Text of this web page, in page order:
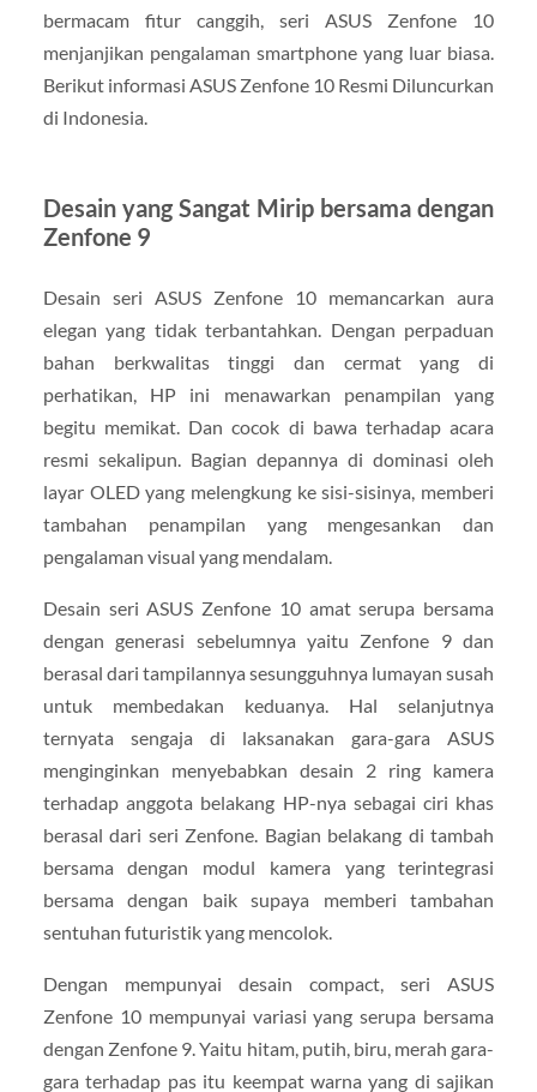
bermacam fitur canggih, seri ASUS Zenfone 10
menjanjikan pengalaman smartphone yang luar biasa.
Berikut informasi ASUS Zenfone 10 Resmi Diluncurkan
di Indonesia.
Desain yang Sangat Mirip bersama dengan
Zenfone 9
Desain seri ASUS Zenfone 10 memancarkan aura
elegan yang tidak terbantahkan. Dengan perpaduan
bahan berkwalitas tinggi dan cermat yang di
perhatikan, HP ini menawarkan penampilan yang
begitu memikat. Dan cocok di bawa terhadap acara
resmi sekalipun. Bagian depannya di dominasi oleh
layar OLED yang melengkung ke sisi-sisinya, memberi
tambahan penampilan yang mengesankan dan
pengalaman visual yang mendalam.
Desain seri ASUS Zenfone 10 amat serupa bersama
dengan generasi sebelumnya yaitu Zenfone 9 dan
berasal dari tampilannya sesungguhnya lumayan susah
untuk membedakan keduanya. Hal selanjutnya
ternyata sengaja di laksanakan gara-gara ASUS
menginginkan menyebabkan desain 2 ring kamera
terhadap anggota belakang HP-nya sebagai ciri khas
berasal dari seri Zenfone. Bagian belakang di tambah
bersama dengan modul kamera yang terintegrasi
bersama dengan baik supaya memberi tambahan
sentuhan futuristik yang mencolok.
Dengan mempunyai desain compact, seri ASUS
Zenfone 10 mempunyai variasi yang serupa bersama
dengan Zenfone 9. Yaitu hitam, putih, biru, merah gara-
gara terhadap pas itu keempat warna yang di sajikan